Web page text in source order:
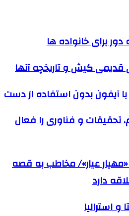
برای خانواده ها
کیش و تاریخچه آنها
با آیفون بدون استفاده از دست
تحقیقات و فناوری را فعال
عیار»/ مخاطب به قصه
دارد
استرالیا